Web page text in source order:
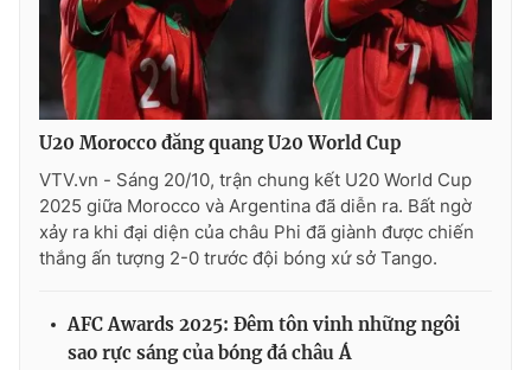
U20 Morocco đăng quang U20 World Cup
VTV.vn - Sáng 20/10, trận chung kết U20 World Cup
2025 giữa Morocco và Argentina đã diễn ra. Bất ngờ
xảy ra khi đại diện của châu Phi đã giành được chiến
thắng ấn tượng 2-0 trước đội bóng xứ sở Tango.
AFC Awards 2025: Đêm tôn vinh những ngôi
sao rực sáng của bóng đá châu Á